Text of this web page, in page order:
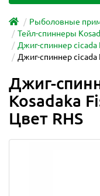
Рыболовные
Тейл-спиннеры
Джиг-спиннер cicada
Джиг-спиннер cicada
Джиг-
Kosadaka
Цвет RHS